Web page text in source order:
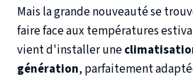
Mais la grande nouveauté se
faire face aux températures
vient d'installer une
génération, parfaitement